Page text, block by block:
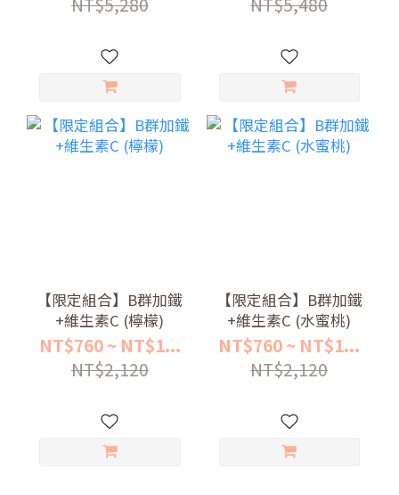
【限定組合】B群加鐵
+維生素C (檸檬)
NT$760 ~ NT$1...
NT$2,120
【限定組合】B群加鐵
+維生素C (水蜜桃)
NT$760 ~ NT$1...
NT$2,120